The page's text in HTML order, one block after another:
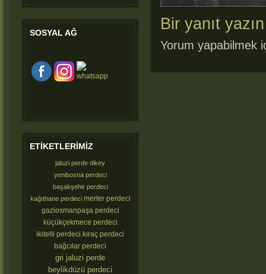
Bir yanıt yazın
Yorum yapabilmek
SOSYAL AĞ
ETIKETLERIMIZ
jaluzi perde dikey
yenibosna perdeci
başakşehir perdeci
kağıthane perdeci merter perdeci
gaziosmanpaşa perdeci
küçükçekmece perdeci
ikitelli perdeci kıraç perdeci
bağcılar perdeci
gri jaluzi perde
beylikdüzü perdeci